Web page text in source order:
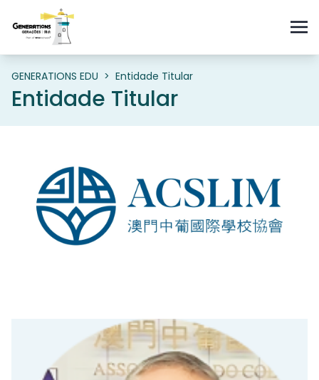
GENERATIONS EDU > Entidade Titular
Entidade Titular